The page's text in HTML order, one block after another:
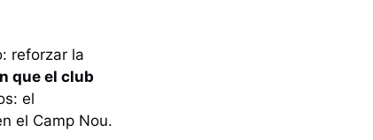
reforzar la
que el club
el
el Camp Nou.